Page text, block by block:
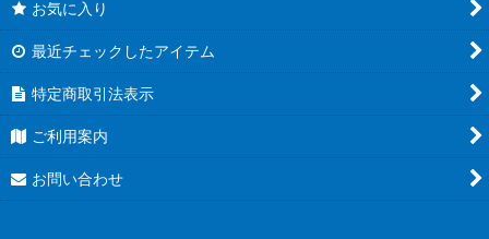
お気に入り
最近チェックしたアイテム
特定商取引法表示
ご利用案内
お問い合わせ